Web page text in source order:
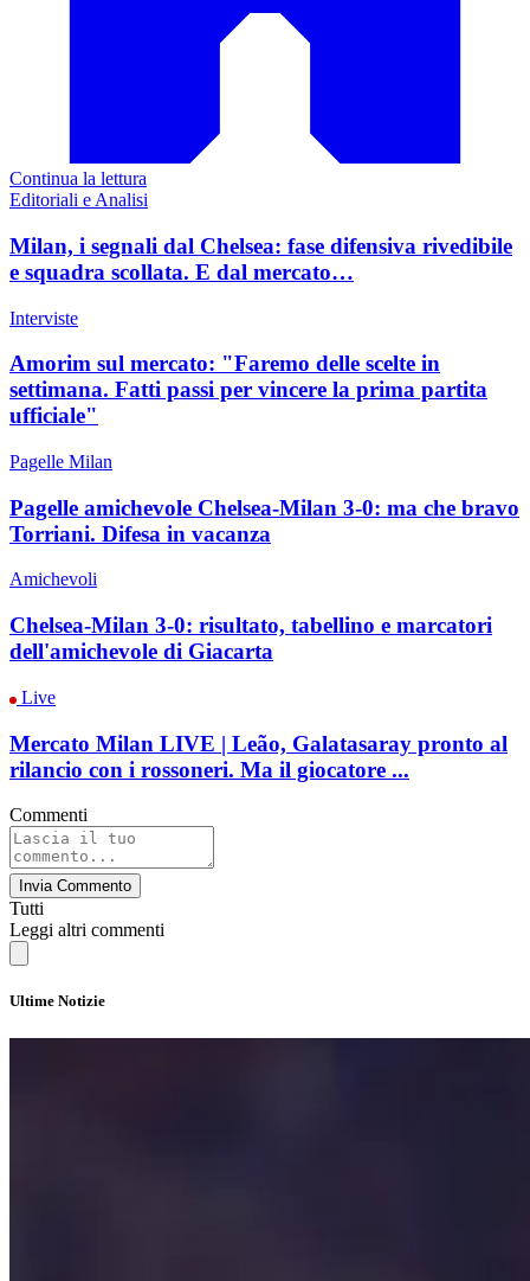
Continua la lettura
Editoriali e Analisi
Milan, i segnali dal Chelsea: fase difensiva rivedibile
e squadra scollata. E dal mercato…
Interviste
Amorim sul mercato: "Faremo delle scelte in
settimana. Fatti passi per vincere la prima partita
ufficiale"
Pagelle Milan
Pagelle amichevole Chelsea-Milan 3-0: ma che bravo
Torriani. Difesa in vacanza
Amichevoli
Chelsea-Milan 3-0: risultato, tabellino e marcatori
dell'amichevole di Giacarta
Live
Mercato Milan LIVE | Leão, Galatasaray pronto al
rilancio con i rossoneri. Ma il giocatore ...
Commenti
Invia Commento
Tutti
Leggi altri commenti
Ultime Notizie